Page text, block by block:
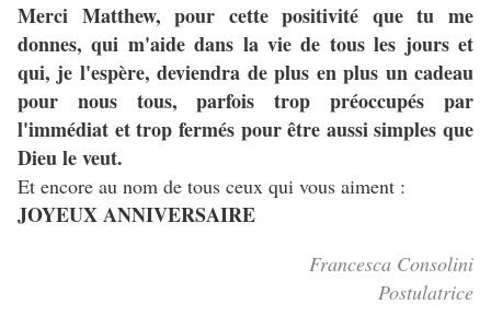
Merci Matthew, pour cette positivité que tu me
donnes, qui m'aide dans la vie de tous les jours et
qui, je l'espère, deviendra de plus en plus un cadeau
pour nous tous, parfois trop préoccupés par
l'immédiat et trop fermés pour être aussi simples que
Dieu le veut.
Et encore au nom de tous ceux qui vous aiment :
JOYEUX ANNIVERSAIRE
Francesca Consolini
Postulatrice